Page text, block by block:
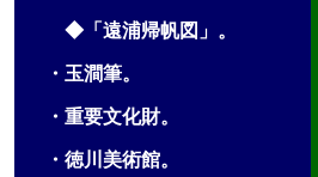
◆「遠浦帰帆図」。
・玉澗筆。
・重要文化財。
・徳川美術館。